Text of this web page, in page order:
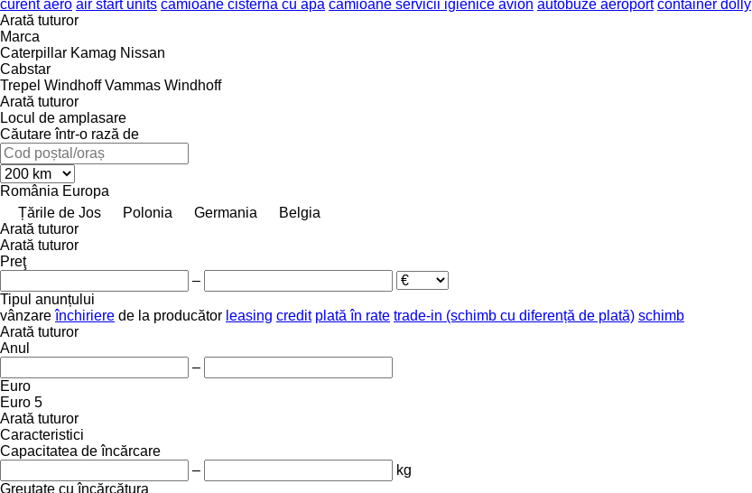
curent aero air start units camioane cisternă cu apă camioane servicii igienice avion autobuze aeroport container dolly
Arată tuturor
Marca
Caterpillar Kamag Nissan
Cabstar
Trepel Windhoff Vammas Windhoff
Arată tuturor
Locul de amplasare
Căutare într-o rază de
România Europa
Țările de Jos
Polonia Germania
Belgia
Arată tuturor
Arată tuturor
Preţ
–
Tipul anunțului
vânzare închiriere de la producător leasing credit plată în rate trade-in (schimb cu diferență de plată) schimb
Arată tuturor
Anul
–
Euro
Euro 5
Arată tuturor
Caracteristici
Capacitatea de încărcare
–
kg
Greutate cu încărcătura